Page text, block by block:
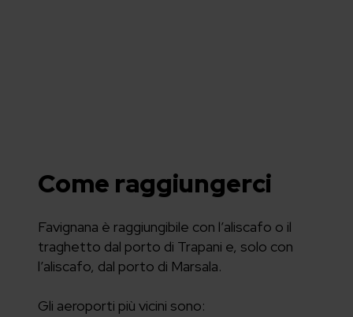
Come raggiungerci
Favignana è raggiungibile con l’aliscafo o il
traghetto dal porto di Trapani e, solo con
l’aliscafo, dal porto di Marsala.
Gli aeroporti più vicini sono: